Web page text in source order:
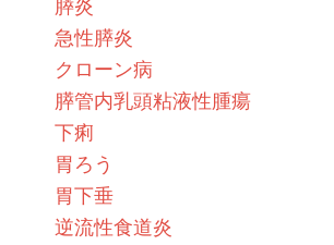
膵炎
急性膵炎
クローン病
膵管内乳頭粘液性腫瘍
下痢
胃ろう
胃下垂
逆流性食道炎